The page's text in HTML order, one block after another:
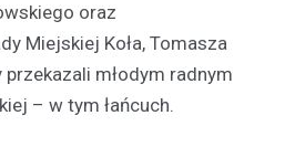
oraz
Miejskiej Koła, Tomasza
młodym radnym
– w tym łańcuch.